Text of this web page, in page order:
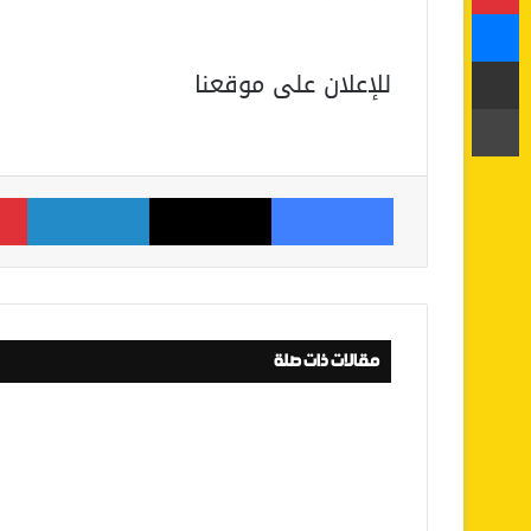
للإعلان على موقعنا
فيسبوك ‫X لينكدإن
مقالات ذات صلة